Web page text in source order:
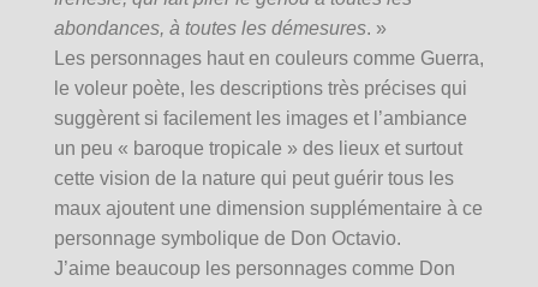
abondances, à toutes les démesures. »
Les personnages haut en couleurs comme Guerra,
le voleur poète, les descriptions très précises qui
suggèrent si facilement les images et l’ambiance
un peu « baroque tropicale » des lieux et surtout
cette vision de la nature qui peut guérir tous les
maux ajoutent une dimension supplémentaire à ce
personnage symbolique de Don Octavio.
J’aime beaucoup les personnages comme Don